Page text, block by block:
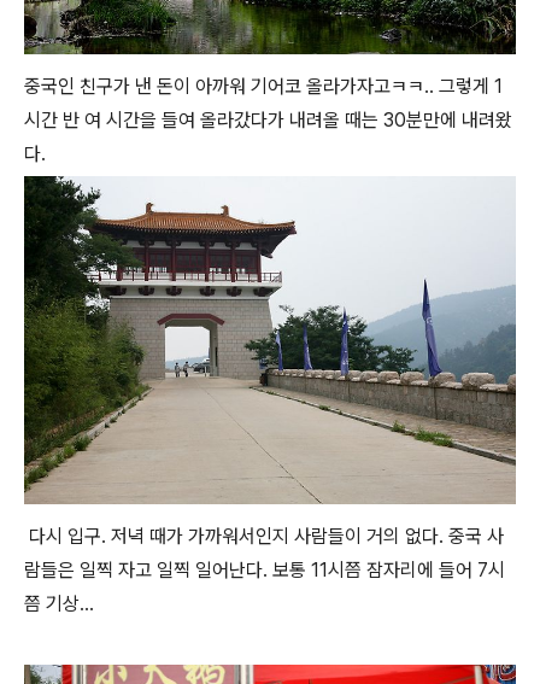
중국인 친구가 낸 돈이 아까워 기어코 올라가자고ㅋㅋ.. 그렇게 1
시간 반 여 시간을 들여 올라갔다가 내려올 때는 30분만에 내려왔
다.
다시 입구. 저녁 때가 가까워서인지 사람들이 거의 없다. 중국 사
람들은 일찍 자고 일찍 일어난다. 보통 11시쯤 잠자리에 들어 7시
쯤 기상...